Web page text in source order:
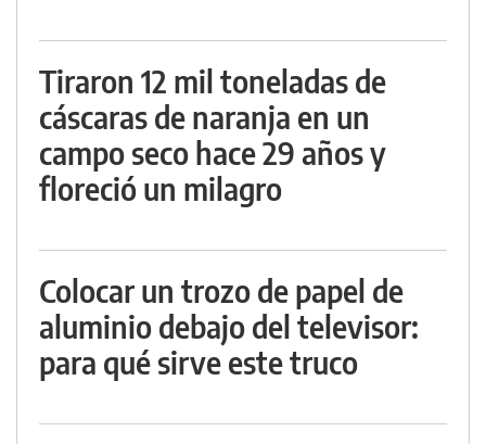
Tiraron 12 mil toneladas de
cáscaras de naranja en un
campo seco hace 29 años y
floreció un milagro
Colocar un trozo de papel de
aluminio debajo del televisor:
para qué sirve este truco